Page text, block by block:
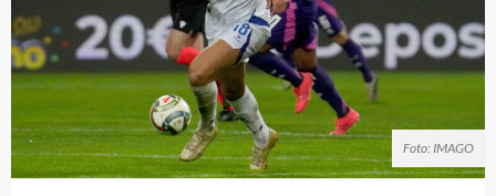
Foto: IMAGO